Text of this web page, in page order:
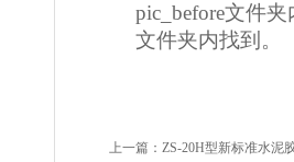
pic_before文件
文件夹内找到。
上一篇： ZS-20H型新标准水泥